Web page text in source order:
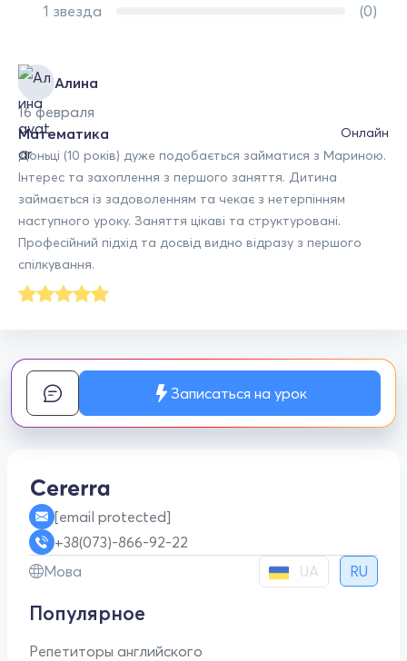
1 звезда
(0)
Алина
16 февраля
Онлайн
Математика
Доньці (10 років) дуже подобається займатися з Мариною.
Інтерес та захоплення з першого заняття. Дитина
займається із задоволенням та чекає з нетерпінням
наступного уроку. Заняття цікаві та структуровані.
Професійний підхід та досвід видно відразу з першого
спілкування.
Записаться на урок
[email protected]
+38(073)-866-92-22
Мова
UA RU
Популярное
Репетиторы английского